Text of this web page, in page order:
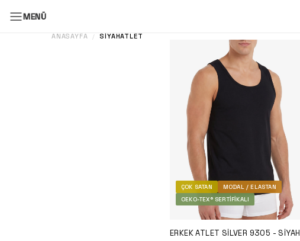
MENÜ
ANASAYFA / SIYAHATLET
ÇOK SATAN
MODAL / ELASTAN
OEKO-TEX® SERTIFIKALI
ERKEK ATLET SILVER 9305 - SIYAH